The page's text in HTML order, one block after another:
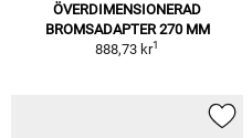
ÖVERDIMENSIONERAD
BROMSADAPTER 270 MM
888,73 kr1